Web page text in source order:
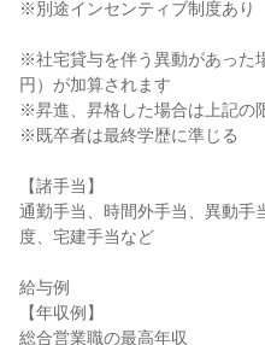
※別途インセンティブ制度あり
※社宅貸与を伴う異動があった
円）が加算されます
※昇進、昇格した場合は上記の
※既卒者は最終学歴に準じる
【諸手当】
通勤手当、時間外手当、異動手
度、宅建手当など
給与例
【年収例】
総合営業職の最高年収